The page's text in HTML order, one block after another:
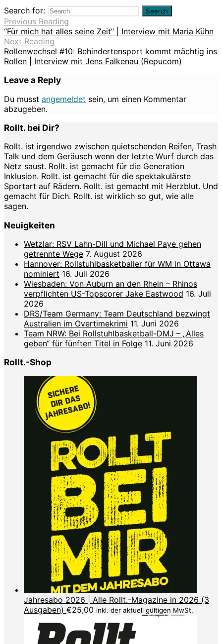
Search for:
Previous Reading
“Für mich hat alles seine Zeit” | Interview mit Maria Kühn
Next Reading
Rollenwechsel #10: Behindertensport kommt mächtig ins
Rollen | Interview mit Jens Falkenau (Repucom)
Leave a Reply
Du musst angemeldet sein, um einen Kommentar
abzugeben.
Rollt. bei Dir?
Rollt. ist irgendwo zwischen quietschenden Reifen, Trash
Talk und dem Geräusch wenn der letzte Wurf durch das
Netz saust. Rollt. ist gemacht für die Generation
Inklusion. Rollt. ist gemacht für die spektakulärste
Sportart auf Rädern. Rollt. ist gemacht mit Herzblut. Und
gemacht für Dich. Rollt. ist wirklich so gut, wie alle
sagen.
Neuigkeiten
Wetzlar: RSV Lahn-Dill und Michael Paye gehen
getrennte Wege 7. August 2026
Hannover: Rollstuhlbasketballer für WM in Ottawa
nominiert 16. Juli 2026
Wiesbaden: Von Auburn an den Rhein – Rhinos
verpflichten US-Topscorer Jake Eastwood 16. Juli
2026
DRS/Team Germany: Team Deutschland bezwingt
Australien im Overtimekrimi 11. Juni 2026
Team NRW: Bei Rollstuhlbasketball-DMJ – „Alles
geben“ für fünften Titel in Folge 11. Juni 2026
Rollt.-Shop
Jahresabo 2026 | Alle Rollt.-Magazine in 2026 (3
Ausgaben) €25,00 inkl. der aktuell gültigen MwSt.